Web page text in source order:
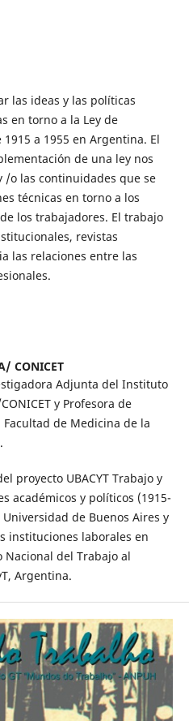
las ideas y las políticas
en torno a la Ley de
a 1955 en Argentina. El
de una ley nos
/o las continuidades que se
técnicas en torno a los
los trabajadores. El trabajo
revistas
las relaciones entre las
CONICET
Adjunta del Instituto
y Profesora de
de Medicina de la
proyecto UBACYT Trabajo y
académicos y políticos (1915-
de Buenos Aires y
instituciones laborales en
del Trabajo al
Argentina.